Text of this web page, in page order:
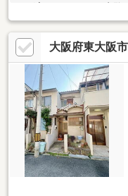
学校：徒歩13分●東大阪
ーパー：万代花園店 徒歩
田町1丁目店 徒歩4分■住
購入応援致します♪■ライ
方はお申し付け下さい♪■
にお問合せ下さい♪
大阪府東大阪